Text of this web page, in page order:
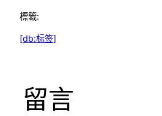
標籤:
[db:标签]
留言